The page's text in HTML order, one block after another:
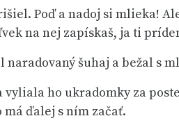
Poď a nadoj si mlieka!
na nej zapískaš, ja ti
naradovaný šuhaj a bežal s
ho ukradomky za
ďalej s ním začať.